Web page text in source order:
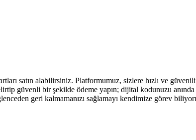
satın alabilirsiniz. Platformumuz, sizlere hızlı ve
güvenli bir şekilde ödeme yapın; dijital kodunuzu
geri kalmamanızı sağlamayı kendimize görev